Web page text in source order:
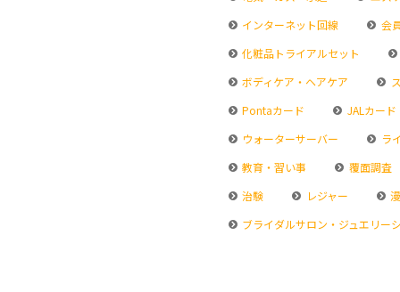
インターネット回線
会
化粧品トライアルセット
ボディケア・ヘアケア
Pontaカード
JALカード
ウォーターサーバー
ラ
教育・習い事
覆面調査
治験
レジャー
ブライダルサロン・ジュエリー